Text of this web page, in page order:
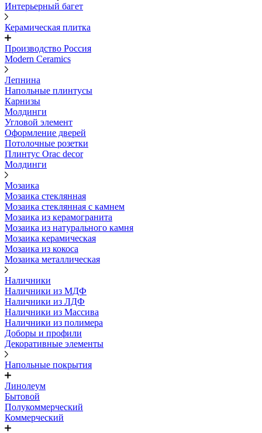
Интерьерный багет
Керамическая плитка
Производство Россия
Modern Ceramics
Лепнина
Напольные плинтусы
Карнизы
Молдинги
Угловой элемент
Оформление дверей
Потолочные розетки
Плинтус Orac decor
Молдинги
Мозаика
Мозаика стеклянная
Мозаика стеклянная с камнем
Мозаика из керамогранита
Мозаика из натурального камня
Мозаика керамическая
Мозаика из кокоса
Мозаика металлическая
Наличники
Наличники из МДФ
Наличники из ЛДФ
Наличники из Массива
Наличники из полимера
Доборы и профили
Декоративные элементы
Напольные покрытия
Линолеум
Бытовой
Полукоммерческий
Коммерческий